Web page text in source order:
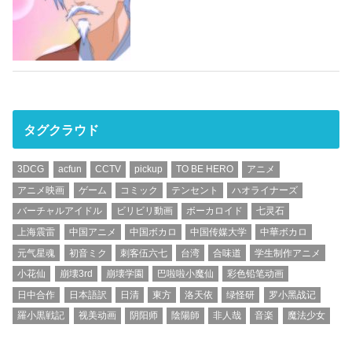
タグクラウド
3DCG acfun CCTV pickup TO BE HERO
アニメ
アニメ映画
ゲーム コミック テンセント
ハオライナーズ
バーチャルアイドル
ビリビリ動画 ボーカロイド
七灵石
上海震雷
中国アニメ 中国ボカロ 中国传媒大学
中華ボカロ
元气星魂
初音ミク 刺客伍六七 台湾 合味道
学生制作アニメ
小花仙
崩壊3rd 崩壊学園 巴啦啦小魔仙
彩色铅笔动画
日中合作
日本語訳 日清 東方 洛天依 绿怪研
罗小黑战记
羅小黒戦記
视美动画 阴阳师 陰陽師 非人哉 音楽 魔法少女